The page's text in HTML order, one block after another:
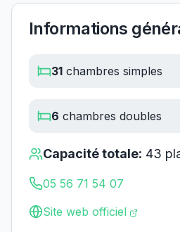
Informations
31 chambres simples
6 chambres doubles
Capacité totale: 43
05 56 71 54 07
Site web officiel